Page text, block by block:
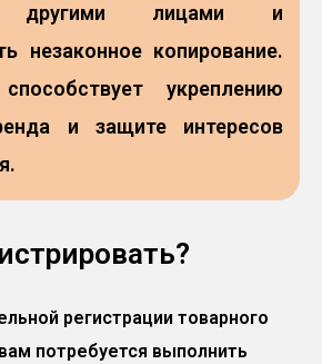
другими лицами и
незаконное копирование.
укреплению
и защите интересов
регистрации товарного
потребуется выполнить